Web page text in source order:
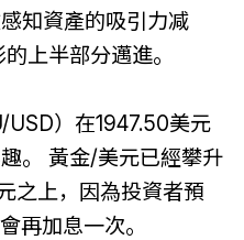
知資產的吸引力减
上半部分邁進。
）在1947.50美元
。 黃金/美元已經攀升
之上，因為投資者預
再加息一次。